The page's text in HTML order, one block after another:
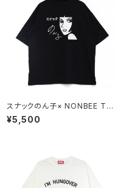
スナックのん子× NONBEE Tシ
ャツ black/white
¥5,500